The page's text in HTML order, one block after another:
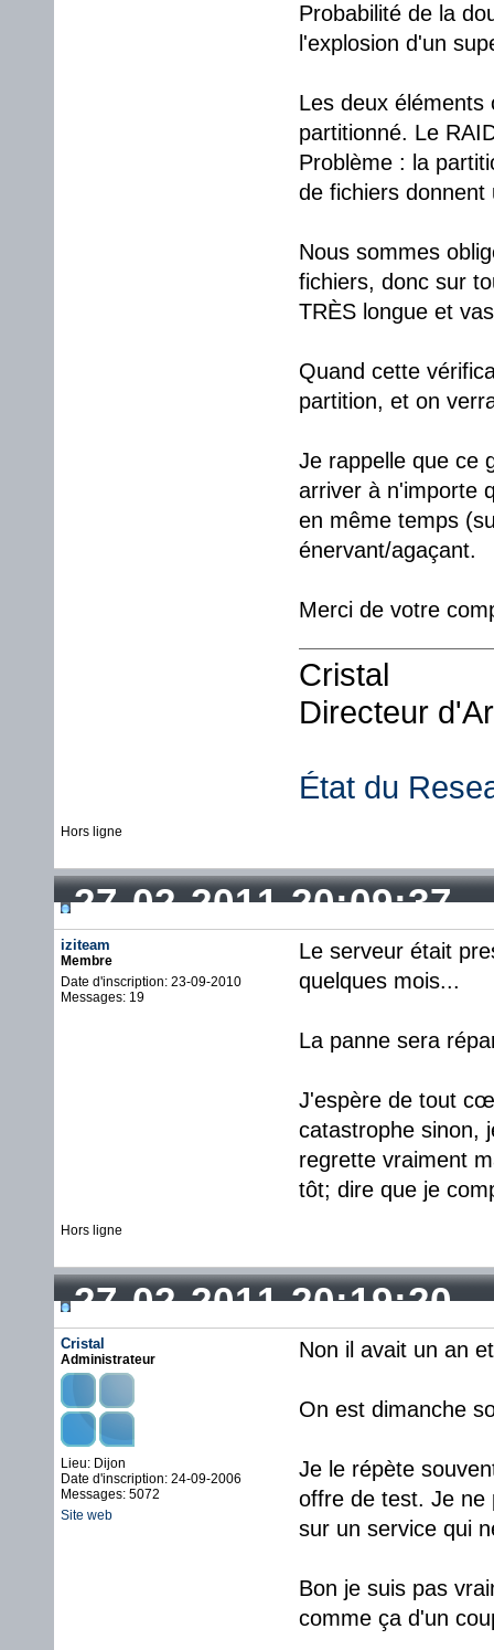
Probabilité de la
l'explosion d'un
Les deux éléments
partitionné. Le
Problème : la
de fichiers
Nous sommes
fichiers, donc sur
TRÈS longue et
Quand cette
partition, et on
Je rappelle que ce
arriver à n'importe
en même temps
énervant/agaçant.
Merci de votre
Cristal
Directeur
État du
Hors ligne
27-02-2011 20:09:37
iziteam
Membre
Date d'inscription: 23-09-2010
Messages: 19
Le serveur était
quelques mois...
La panne sera
J'espère de tout
catastrophe sinon,
regrette vraiment
tôt; dire que je
Hors ligne
27-02-2011 20:19:20
Cristal
Administrateur
Lieu: Dijon
Date d'inscription: 24-09-2006
Messages: 5072
Site web
Non il avait un an
On est dimanche
Je le répète
offre de test. Je ne
sur un service qui
Bon je suis pas
comme ça d'un